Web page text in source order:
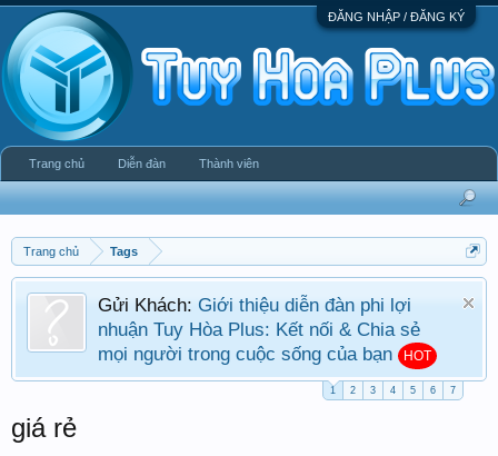
ĐĂNG NHẬP / ĐĂNG KÝ
Trang chủ Tags
Gửi Khách: Giới thiệu diễn đàn phi lợi
nhuận Tuy Hòa Plus: Kết nối & Chia sẻ
mọi người trong cuộc sống của bạn
HOT
1 2 3 4 5 6 7
giá rẻ
Trang chủ Diễn đàn Thành viên